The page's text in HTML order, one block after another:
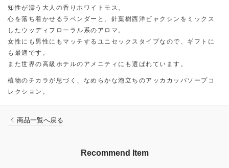
知性が漂う大人の香りホワイトモス。
心を落ち着かせるラベンダーと、針葉樹西洋ビャクシンをミックス
したウッディフローラル系のアロマ。
女性にも男性にもマッチするユニセックスタイプなので、ギフトに
も最適です。
また世界の高級ホテルのアメニティにも選ばれています。
植物のチカラが息づく、なめらかな泡立ちのアッカカッパソープコ
レクション。
商品一覧へ戻る
Recommend Item